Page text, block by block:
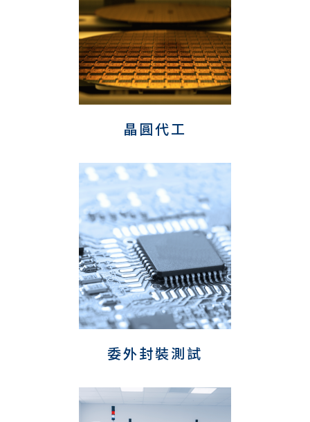
晶圓代工
委外封裝測試